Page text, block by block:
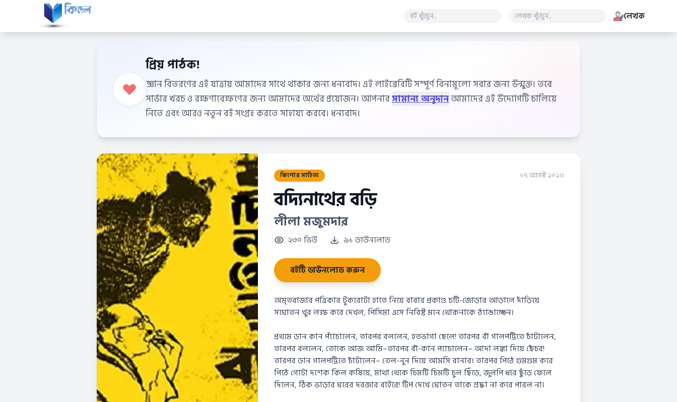
লেখক
প্রিয় পাঠক!
জ্ঞান বিতরণের এই যাত্রায় আমাদের সাথে থাকার জন্য ধন্যবাদ। এই লাইব্রেরিটি সম্পূর্ণ বিনামূল্যে সবার জন্য উন্মুক্ত। তবে
সার্ভার খরচ ও রক্ষণাবেক্ষণের জন্য আমাদের অর্থের প্রয়োজন। আপনার
সামান্য অনুদানআমাদের এই উদ্যোগটি চালিয়ে
নিতে এবং আরও নতুন বই সংগ্রহ করতে সাহায্য করবে। ধন্যবাদ।
কিশোর সাহিত্য ০৭ আগস্ট ২০২৩
বদ্যিনাথের বড়ি
লীলা মজুমদার
২৩০ ভিউ ৯১ ডাউনলোড
বইটি ডাউনলোড করুন
অমৃতবাজার পত্রিকার টুকরোটা হাতে নিয়ে বাবার প্রকাণ্ড চটি-জোড়ার আড়ালে দাঁড়িয়ে
সঘোতন খুব লক্ষ করে দেখল, পিসিমা এসে নিবিষ্ট মনে থোকনাকে ঠ্যাঙাচ্ছেন।
প্রথমে ডান কান প্যাঁচালেন, তারপর বললেন, হতভাগা ছেলে! তারপর বাঁ গালপট্টিতে চাঁটালেন,
তারপর বললেন, তোকে আজ আমি–তারপর বাঁ-কান প্যাচালেন– আদা লঙ্কা দিয়ে ছেঁচব!
তারপর ডান গালপট্টিতে চাঁটালেন– তেল-নুন দিয়ে আমসি বানাব। তারপর পিঠে গুমগুম করে
পিঠে গোটা দশেক কিল কষিয়ে, মাথা থেকে চিমটি চিমটি চুল ছিঁড়ে, জুলপি ধরে ছুঁড়ে ফেলে
দিলেন, ঠিক ভাড়ার ঘরের দরজার বাইরে! টিপ দেখে ঘোতন তাকে শ্রদ্ধা না করে পারল না।